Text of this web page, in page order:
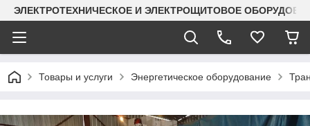
ЭЛЕКТРОТЕХНИЧЕСКОЕ И ЭЛЕКТРОЩИТОВОЕ
Товары и услуги Энергетическое оборудование